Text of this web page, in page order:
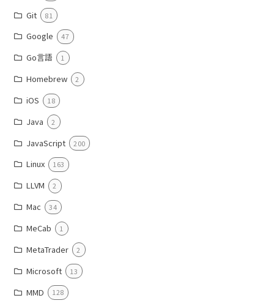
Git 81
Google 47
Go言語 1
Homebrew 2
iOS 18
Java 2
JavaScript 200
Linux 163
LLVM 2
Mac 34
MeCab 1
MetaTrader 2
Microsoft 13
MMD 128